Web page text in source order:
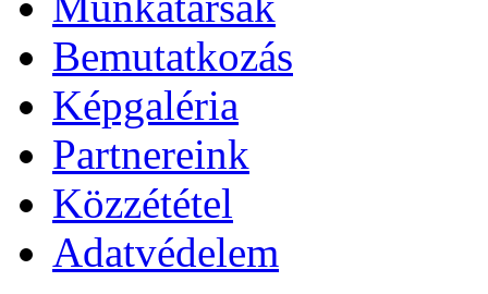
Bemutatkozás
Képgaléria
Partnereink
Közzététel
Adatvédelem